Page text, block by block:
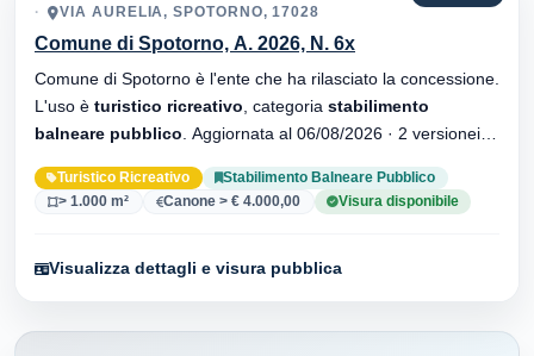
VIA AURELIA, SPOTORNO, 17028
Comune di Spotorno, A. 2026, N. 6x
Comune di Spotorno è l'ente che ha rilasciato la concessione.
L'uso è turistico ricreativo , categoria stabilimento
balneare pubblico
Turistico Ricreativo
Stabilimento Balneare Pubblico
> 1.000 m²
Canone > € 4.000,00 Visura disponibile
Visualizza dettagli e visura pubblica